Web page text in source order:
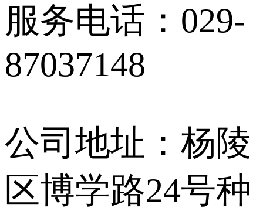
服务电话：029-
87037148
公司地址：杨陵
区博学路24号种